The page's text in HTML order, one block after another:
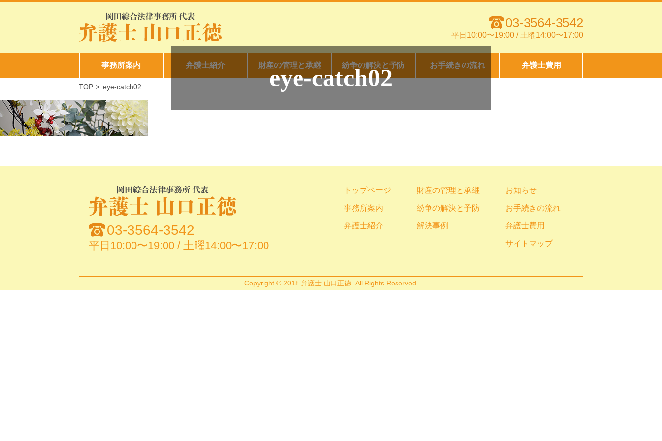
03-3564-3542
平日10:00〜19:00 / 土曜14:00〜17:00
事務所案内 弁護士紹介 財産の管理と承継 紛争の解決と予防 お手続きの流れ 弁護士費用
eye-catch02
TOP > eye-catch02
03-3564-3542
平日10:00〜19:00 / 土曜14:00〜17:00
トップページ
事務所案内
弁護士紹介
財産の管理と承継
紛争の解決と予防
解決事例
お知らせ
お手続きの流れ
弁護士費用
サイトマップ
Copyright © 2018 弁護士 山口正徳. All Rights Reserved.